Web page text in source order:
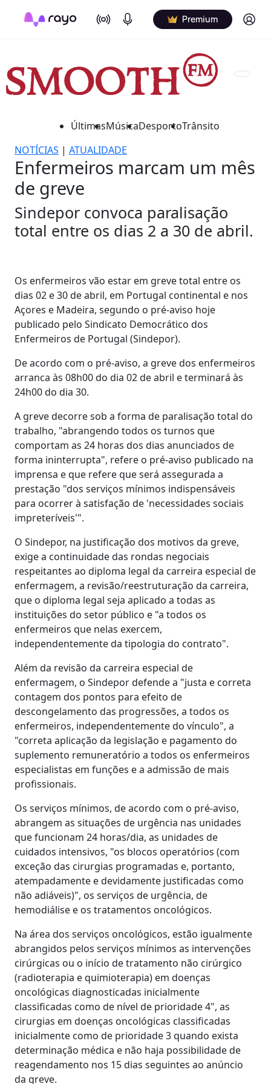
On Air Podcasts Premium Log in
ÚltimasMúsicaDesportoTrânsito
NOTÍCIAS | ATUALIDADE
Enfermeiros marcam um mês
de greve
Sindepor convoca paralisação
total entre os dias 2 a 30 de abril.
Os enfermeiros vão estar em greve total entre os
dias 02 e 30 de abril, em Portugal continental e nos
Açores e Madeira, segundo o pré-aviso hoje
publicado pelo Sindicato Democrático dos
Enfermeiros de Portugal (Sindepor).
De acordo com o pré-aviso, a greve dos enfermeiros
arranca às 08h00 do dia 02 de abril e terminará às
24h00 do dia 30.
A greve decorre sob a forma de paralisação total do
trabalho, "abrangendo todos os turnos que
comportam as 24 horas dos dias anunciados de
forma ininterrupta", refere o pré-aviso publicado na
imprensa e que refere que será assegurada a
prestação "dos serviços mínimos indispensáveis
para ocorrer à satisfação de 'necessidades sociais
impreteríveis'".
O Sindepor, na justificação dos motivos da greve,
exige a continuidade das rondas negociais
respeitantes ao diploma legal da carreira especial de
enfermagem, a revisão/reestruturação da carreira,
que o diploma legal seja aplicado a todas as
instituições do setor público e "a todos os
enfermeiros que nelas exercem,
independentemente da tipologia do contrato".
Além da revisão da carreira especial de
enfermagem, o Sindepor defende a "justa e correta
contagem dos pontos para efeito de
descongelamento das progressões, a todos os
enfermeiros, independentemente do vínculo", a
"correta aplicação da legislação e pagamento do
suplemento remuneratório a todos os enfermeiros
especialistas em funções e a admissão de mais
profissionais.
Os serviços mínimos, de acordo com o pré-aviso,
abrangem as situações de urgência nas unidades
que funcionam 24 horas/dia, as unidades de
cuidados intensivos, "os blocos operatórios (com
exceção das cirurgias programadas e, portanto,
atempadamente e devidamente justificadas como
não adiáveis)", os serviços de urgência, de
hemodiálise e os tratamentos oncológicos.
Na área dos serviços oncológicos, estão igualmente
abrangidos pelos serviços mínimos as intervenções
cirúrgicas ou o início de tratamento não cirúrgico
(radioterapia e quimioterapia) em doenças
oncológicas diagnosticadas inicialmente
classificadas como de nível de prioridade 4", as
cirurgias em doenças oncológicas classificadas
inicialmente como de prioridade 3 quando exista
determinação médica e não haja possibilidade de
reagendamento nos 15 dias seguintes ao anúncio
da greve.